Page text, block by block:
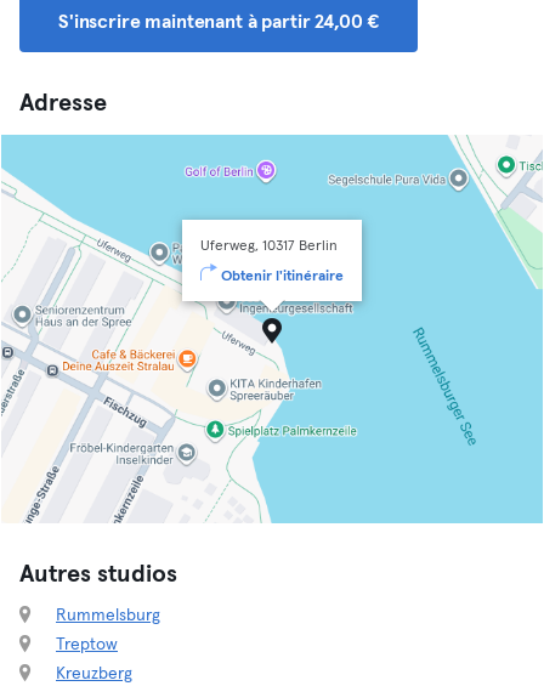
S'inscrire maintenant à partir 24,00 €
Adresse
Uferweg, 10317 Berlin
Obtenir l'itinéraire
Autres studios
Rummelsburg
Treptow
Kreuzberg